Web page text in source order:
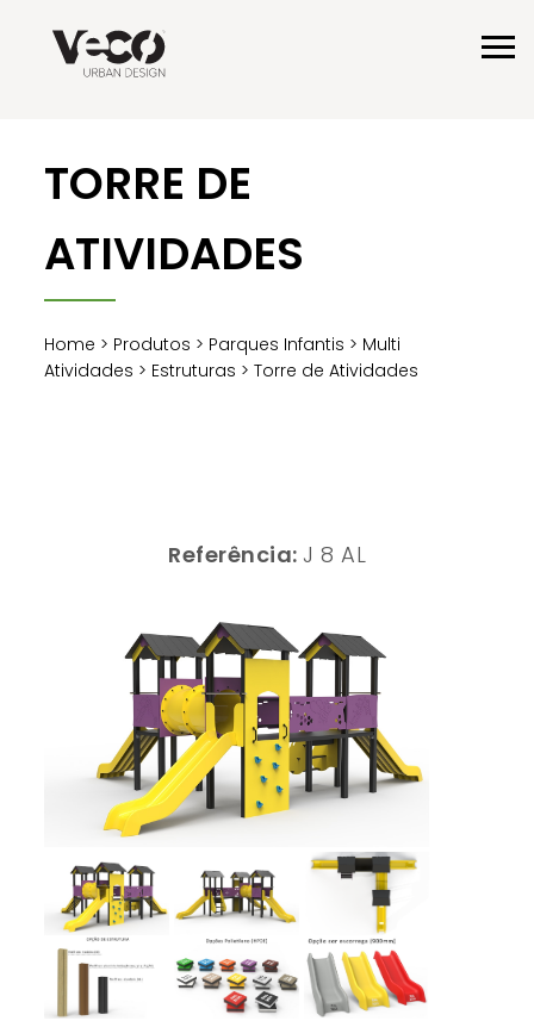
TORRE DE
ATIVIDADES
Home > Produtos > Parques Infantis > Multi
Atividades > Estruturas > Torre de Atividades
Referência: J 8 AL